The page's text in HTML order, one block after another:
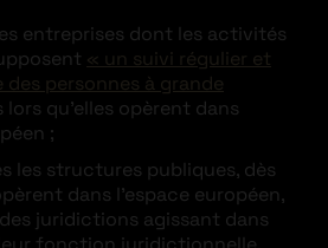
entreprises dont les activités
« un suivi régulier et
personnes à grande
lors qu’elles opèrent dans
;
les structures publiques, dès
dans l’espace européen,
juridictions agissant dans